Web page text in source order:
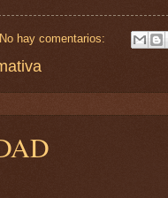
No hay comentarios: